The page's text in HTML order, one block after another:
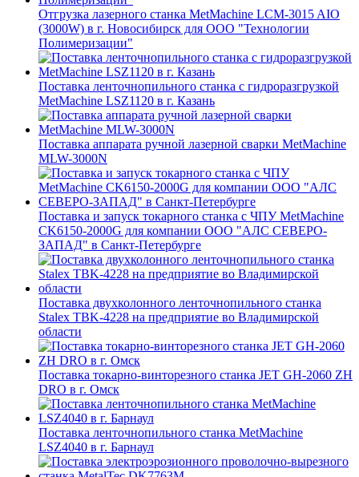
Отгрузка лазерного станка MetMachine LCM-3015 AIO
(3000W) в г. Новосибирск для ООО "Технологии
Полимеризации"
Поставка ленточнопильного станка c гидроразгрузкой
MetMachine LSZ1120 в г. Казань
Поставка аппарата ручной лазерной сварки MetMachine
MLW-3000N
Поставка и запуск токарного станка с ЧПУ MetMachine
CK6150-2000G для компании ООО "АЛС СЕВЕРО-
ЗАПАД" в Санкт-Петербурге
Поставка двухколонного ленточнопильного станка
Stalex TBK-4228 на предприятие во Владимирской
области
Поставка токарно-винторезного станка JET GH-2060 ZH
DRO в г. Омск
Поставка ленточнопильного станка MetMachine
LSZ4040 в г. Барнаул